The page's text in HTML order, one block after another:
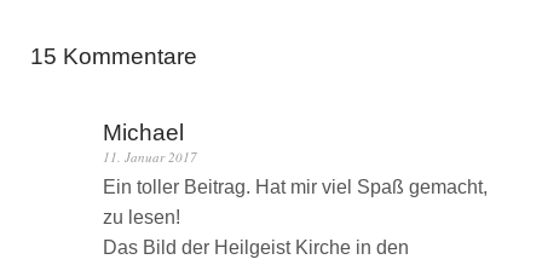
15 Kommentare
Michael
11. Januar 2017
Ein toller Beitrag. Hat mir viel Spaß gemacht,
zu lesen!
Das Bild der Heilgeist Kirche in den